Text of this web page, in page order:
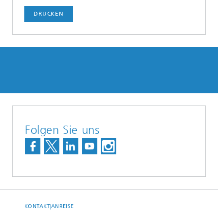
DRUCKEN
Folgen Sie uns
KONTAKT|ANREISE